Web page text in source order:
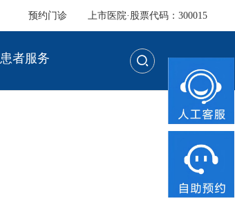
预约门诊 上市医院·股票代码：300015
患者服务